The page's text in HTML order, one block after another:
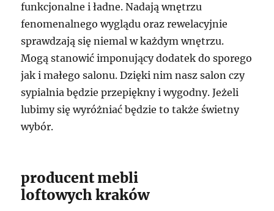
funkcjonalne i ładne. Nadają wnętrzu
fenomenalnego wyglądu oraz rewelacyjnie
sprawdzają się niemal w każdym wnętrzu.
Mogą stanowić imponujący dodatek do sporego
jak i małego salonu. Dzięki nim nasz salon czy
sypialnia będzie przepiękny i wygodny. Jeżeli
lubimy się wyróżniać będzie to także świetny
wybór.
producent mebli
loftowych kraków